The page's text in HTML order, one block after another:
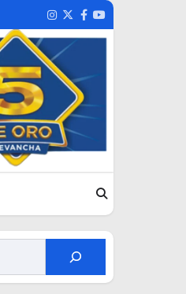
Instagram
TwitterFacebook
Youtube